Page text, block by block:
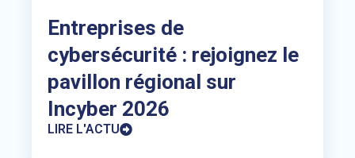
Entreprises de
cybersécurité : rejoignez le
pavillon régional sur
Incyber 2026
LIRE L'ACTU